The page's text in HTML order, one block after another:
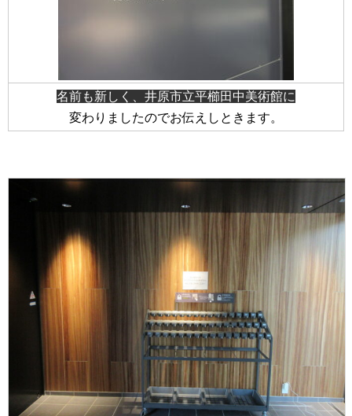
名前も新しく、井原市立平櫛田中美術館に
変わりましたのでお伝えしときます。